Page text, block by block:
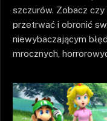
szczurów. Zobacz
przetrwać i obronić
niewybaczającym
mrocznych,